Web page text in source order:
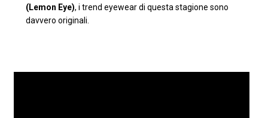
(Lemon Eye), i trend eyewear di questa stagione sono
davvero originali.